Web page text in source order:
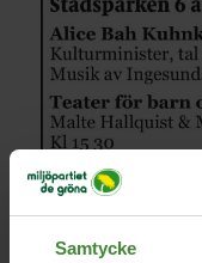
Samtycke